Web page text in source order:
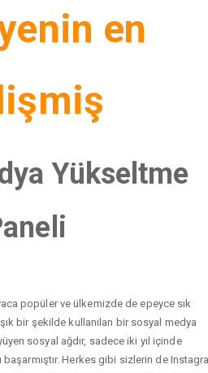
en
Yükseltme
popüler ve ülkemizde de epeyce sık
bir şekilde kullanılan bir sosyal medya
sosyal ağdır, sadece iki yıl içinde
başarmıştır. Herkes gibi sizlerin de